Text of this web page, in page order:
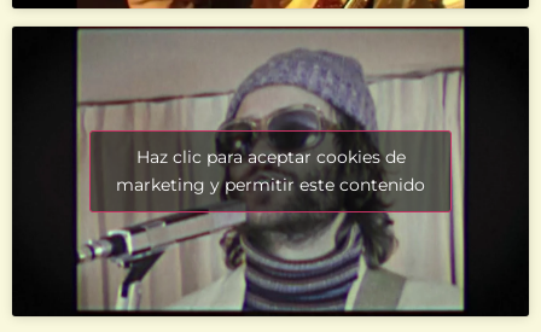
Haz clic para aceptar cookies de
marketing y permitir este contenido